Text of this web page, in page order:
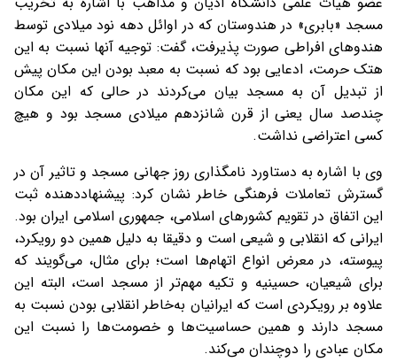
مسجد «بابری» در هندوستان که در اوائل دهه نود میلادی توسط
هندوهای افراطی صورت پذیرفت، گفت: توجیه آنها نسبت به این
هتک حرمت، ادعایی بود که نسبت به معبد بودن این مکان پیش
از تبدیل آن به مسجد بیان می‌کردند در حالی که این مکان
چندصد سال یعنی از قرن شانزدهم میلادی مسجد بود و هیچ
کسی اعتراضی نداشت.
وی با اشاره به دستاورد نامگذاری روز جهانی مسجد و تاثیر آن در
گسترش تعاملات فرهنگی خاطر نشان کرد: پیشنهاددهنده‌ ثبت
این اتفاق در تقویم کشورهای اسلامی، جمهوری اسلامی ایران بود.
ایرانی که انقلابی و شیعی است و دقیقا به دلیل همین دو رویکرد،
پیوسته، در معرض انواع اتهام‌ها است؛ برای مثال، می‌گویند که
برای شیعیان، حسینیه و تکیه مهم‌تر از مسجد است، البته این
علاوه بر رویکردی است که ایرانیان به‌خاطر انقلابی بودن نسبت به
مسجد دارند و همین حساسیت‌ها و خصومت‌ها را نسبت این
مکان عبادی را دوچندان می‌کند.